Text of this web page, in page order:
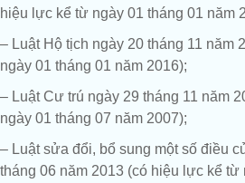
hiệu lực kể từ ngày 01 tháng 01 năm
– Luật Hộ tịch ngày 20 tháng 11 năm
ngày 01 tháng 01 năm 2016);
– Luật Cư trú ngày 29 tháng 11 năm
ngày 01 tháng 07 năm 2007);
– Luật sửa đổi, bổ sung một số điều
tháng 06 năm 2013 (có hiệu lực kể từ